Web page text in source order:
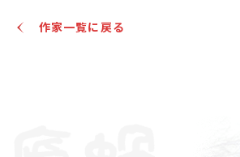
作家一覧に戻る